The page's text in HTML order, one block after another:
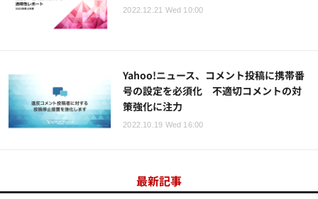
2022.12.21 Wed 10:00
Yahoo!ニュース、コメント投稿に携帯番
号の設定を必須化 不適切コメントの対
策強化に注力
2022.10.19 Wed 16:00
最新記事